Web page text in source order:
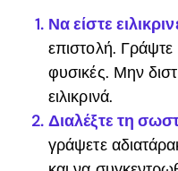
Να είστε
επιστολή. Γράψτε
φυσικές. Μην
ειλικρινά.
Διαλέξτε τη
γράψετε